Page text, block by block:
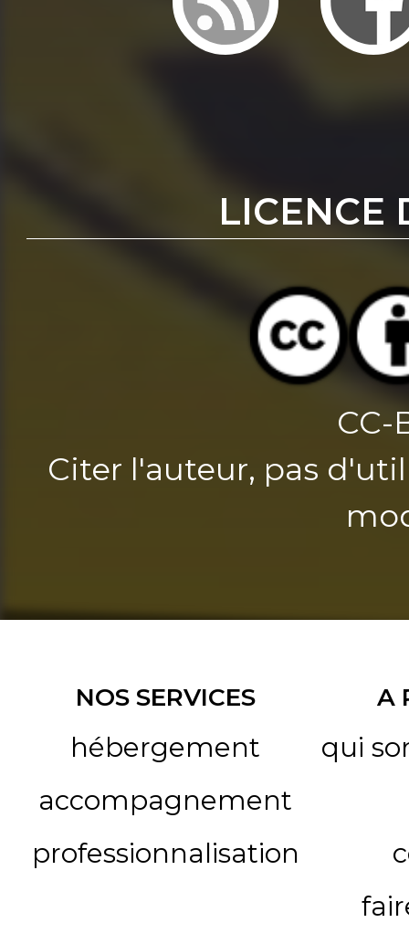
LICENCE
CC-
Citer l'auteur, pas
NOS SERVICES
hébergement
accompagnement
professionnalisation
A
qui